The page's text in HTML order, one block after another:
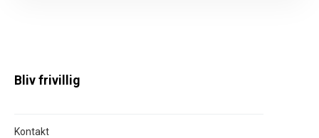
Bliv frivillig
Kontakt